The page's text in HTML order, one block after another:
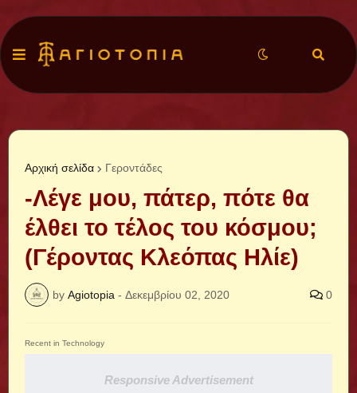
Αρχική σελίδα Γεροντάδες
-Λέγε μου, πάτερ, πότε θα
έλθει το τέλος του κόσμου;
(Γέροντας Κλεόπας Ηλίε)
by Agiotopia - Δεκεμβρίου 02, 2020 0
Recent in Technology
Responsive Advertisement